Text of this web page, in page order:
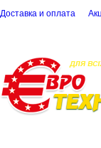
Доставка и оплата